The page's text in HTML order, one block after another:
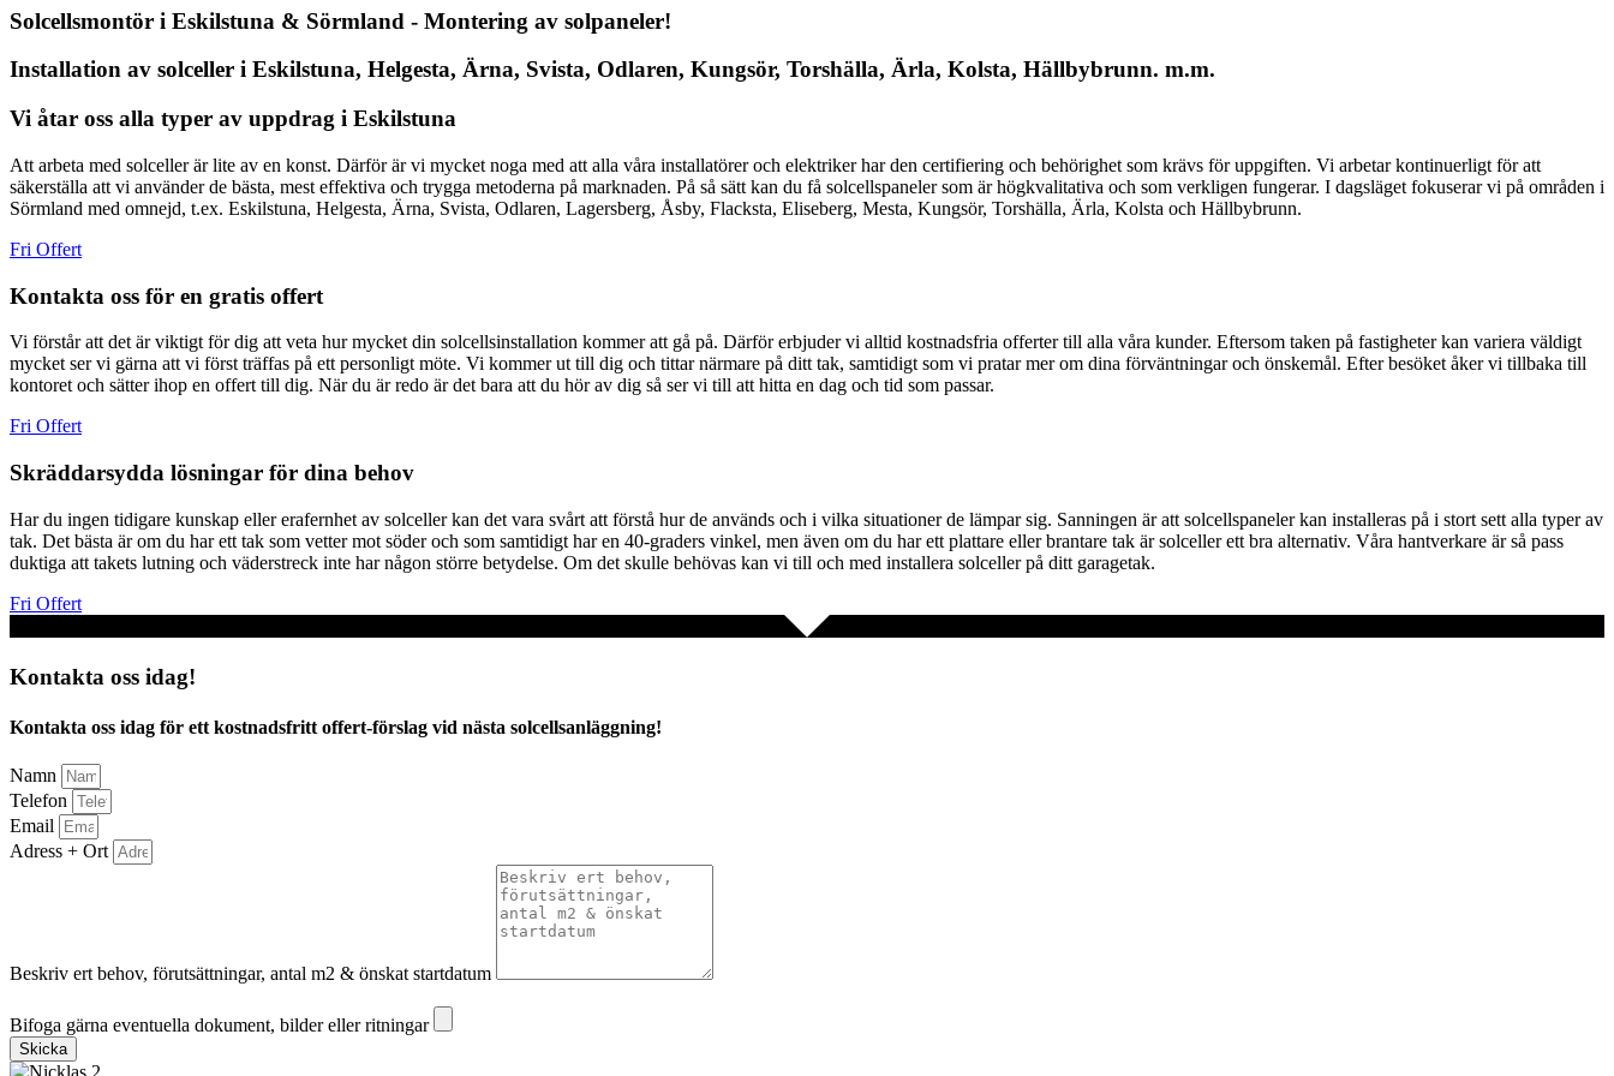
Solcellsmontör i Eskilstuna & Sörmland - Montering av solpaneler!
Installation av solceller i Eskilstuna, Helgesta, Ärna, Svista, Odlaren, Kungsör, Torshälla, Ärla, Kolsta, Hällbybrunn. m.m.
Vi åtar oss alla typer av uppdrag i Eskilstuna
Att arbeta med solceller är lite av en konst. Därför är vi mycket noga med att alla våra installatörer och elektriker har den certifiering och behörighet som krävs för uppgiften. Vi arbetar kontinuerligt för att
säkerställa att vi använder de bästa, mest effektiva och trygga metoderna på marknaden. På så sätt kan du få solcellspaneler som är högkvalitativa och som verkligen fungerar. I dagsläget fokuserar vi på områden i
Sörmland med omnejd, t.ex. Eskilstuna, Helgesta, Ärna, Svista, Odlaren, Lagersberg, Åsby, Flacksta, Eliseberg, Mesta, Kungsör, Torshälla, Ärla, Kolsta och Hällbybrunn.
Fri Offert
Kontakta oss för en gratis offert
Vi förstår att det är viktigt för dig att veta hur mycket din solcellsinstallation kommer att gå på. Därför erbjuder vi alltid kostnadsfria offerter till alla våra kunder. Eftersom taken på fastigheter kan variera väldigt
mycket ser vi gärna att vi först träffas på ett personligt möte. Vi kommer ut till dig och tittar närmare på ditt tak, samtidigt som vi pratar mer om dina förväntningar och önskemål. Efter besöket åker vi tillbaka till
kontoret och sätter ihop en offert till dig. När du är redo är det bara att du hör av dig så ser vi till att hitta en dag och tid som passar.
Fri Offert
Skräddarsydda lösningar för dina behov
Har du ingen tidigare kunskap eller erafernhet av solceller kan det vara svårt att förstå hur de används och i vilka situationer de lämpar sig. Sanningen är att solcellspaneler kan installeras på i stort sett alla typer av
tak. Det bästa är om du har ett tak som vetter mot söder och som samtidigt har en 40-graders vinkel, men även om du har ett plattare eller brantare tak är solceller ett bra alternativ. Våra hantverkare är så pass
duktiga att takets lutning och väderstreck inte har någon större betydelse. Om det skulle behövas kan vi till och med installera solceller på ditt garagetak.
Fri Offert
Kontakta oss idag!
Kontakta oss idag för ett kostnadsfritt offert-förslag vid nästa solcellsanläggning!
Namn
Telefon
Email
Adress + Ort
Beskriv ert behov, förutsättningar, antal m2 & önskat startdatum
Bifoga gärna eventuella dokument, bilder eller ritningar
Skicka